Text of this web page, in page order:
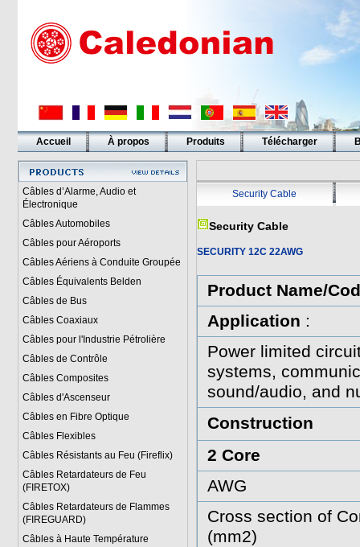
Accueil À propos Produits Télécharger
Liens
Câbles d’Alarme, Audio et
Électronique
Câbles Automobiles
Câbles pour Aéroports
Câbles Aériens à Conduite Groupée
Câbles Équivalents Belden
Câbles de Bus
Câbles Coaxiaux
Câbles pour l'Industrie Pétrolière
Câbles de Contrôle
Câbles Composites
Câbles d'Ascenseur
Câbles en Fibre Optique
Câbles Flexibles
Câbles Résistants au Feu (Fireflix)
Câbles Retardateurs de Feu
(FIRETOX)
Câbles Retardateurs de Flammes
(FIREGUARD)
Câbles à Haute Température
Security Cable
Security Cable
SECURITY 12C 22AWG
Product Name/
Application :
Power limited
systems,
sound/audio, and
Construction
2 Core
AWG
Cross section of
(mm2)